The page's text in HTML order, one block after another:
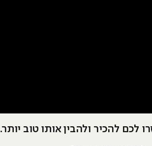
לכם להכיר ולהבין אותו טוב יותר.